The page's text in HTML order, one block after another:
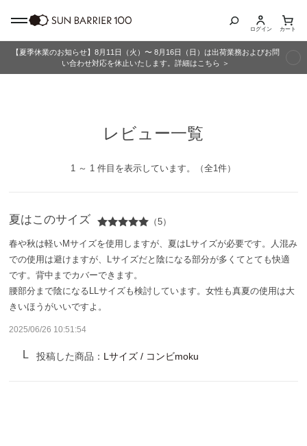
商品カテゴリ
メンズ
キッズ
サンバリア100について
サンバリア100について
ログイン カート
【夏季休業のお知らせ】8月11日（火）〜 8月16日（日）は出荷業務およびお問
い合わせ対応を休止いたします。詳細はこちら ＞
レビュー一覧
1 ～ 1 件目を表示しています。（全1件）
夏はこのサイズ （5）
春や秋は軽いMサイズを使用しますが、夏はLサイズが必要です。人混み
での使用は避けますが、Lサイズだと陰になる部分が多くてとても快適
です。背中までカバーできます。
腰部分まで陰になるLLサイズも検討しています。女性も真夏の使用は大
きいほうがいいですよ。
2025/06/26 10:51:54
投稿した商品： Lサイズ / コンビmoku